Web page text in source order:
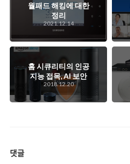
월패드 해킹에 대한
정리
2021.12.14
홈 시큐리티의 인공
지능 접목, AI 보안
시대에 접어들기 시
작하다
2018.12.20
댓글